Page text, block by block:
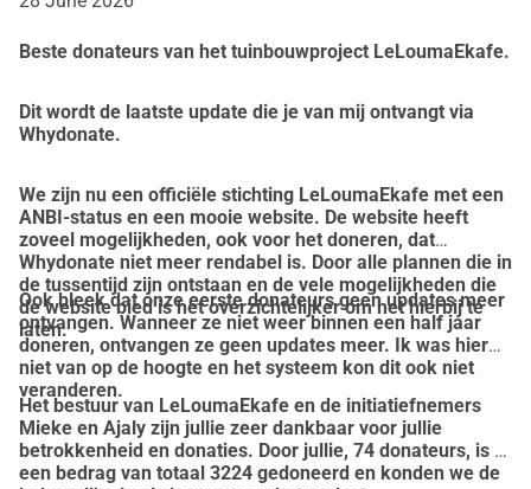
Beste donateurs van het tuinbouwproject LeLoumaEkafe.
Dit wordt de laatste update die je van mij ontvangt via
Whydonate.
We zijn nu een officiële stichting LeLoumaEkafe met een
ANBI-status en een mooie website. De website heeft
zoveel mogelijkheden, ook voor het doneren, dat
Whydonate niet meer rendabel is. Door alle plannen die in
de tussentijd zijn ontstaan en de vele mogelijkheden die
de website bied is het overzichtelijker om het hierbij te
laten.
Ook bleek dat onze eerste donateurs geen updates meer
ontvangen. Wanneer ze niet weer binnen een half jaar
doneren, ontvangen ze geen updates meer. Ik was hier
niet van op de hoogte en het systeem kon dit ook niet
veranderen.
Het bestuur van LeLoumaEkafe en de initiatiefnemers
Mieke en Ajaly zijn jullie zeer dankbaar voor jullie
betrokkenheid en donaties. Door jullie, 74 donateurs, is er
een bedrag van totaal 3224 gedoneerd en konden we de